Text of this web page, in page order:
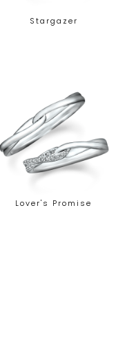
Stargazer
Lover's Promise